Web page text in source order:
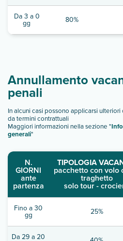
Da 3 a 0
gg 80%
Annullamento
penali
In alcuni casi possono applicarsi
da termini contrattuali
Maggiori informazioni nella sezione "
generali"
N.
GIORNI
ante
partenza
TIPOLOGIA
pacchetto con volo
traghetto
solo tour -
Fino a 30
gg 25%
Da 29 a 20